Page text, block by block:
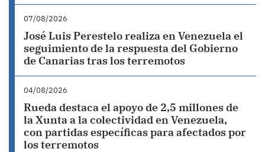
07/08/2026
José Luis Perestelo realiza en Venezuela el
seguimiento de la respuesta del Gobierno
de Canarias tras los terremotos
04/08/2026
Rueda destaca el apoyo de 2,5 millones de
la Xunta a la colectividad en Venezuela,
con partidas específicas para afectados por
los terremotos